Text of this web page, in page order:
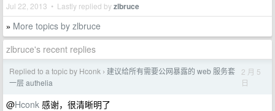
Jul 22, 2013 • Lastly replied byzlbruce
» More topics by zlbruce
zlbruce's recent replies
Replied to a topic by Hconk › 建议给所有需要公网暴露的 web 服务套
一层 authelia
2 月 5
日
@Hconk 感谢，很清晰明了